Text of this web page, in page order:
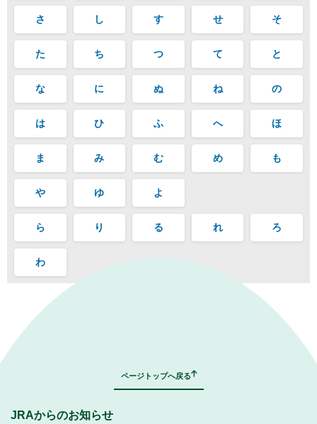
さ し す せ そ
た ち つ て と
な に ぬ ね の
は ひ ふ へ ほ
ま み む め も
や ゆ よ
ら り る れ ろ
わ
ページトップへ戻る
JRAからのお知らせ